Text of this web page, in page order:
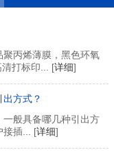
丙烯薄膜，黑色环氧
打标印... [详细]
方式？
般具备哪几种引出方
接插... [详细]